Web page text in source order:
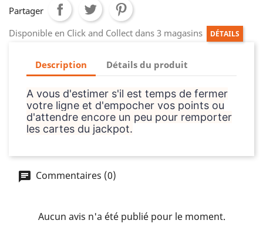
Partager
Disponible en Click and Collect dans 3 magasins
DÉTAILS
Description Détails du produit
A vous d'estimer s'il est temps de fermer
votre ligne et d'empocher vos points ou
d'attendre encore un peu pour remporter
les cartes du jackpot.
Commentaires (0)
Aucun avis n'a été publié pour le moment.